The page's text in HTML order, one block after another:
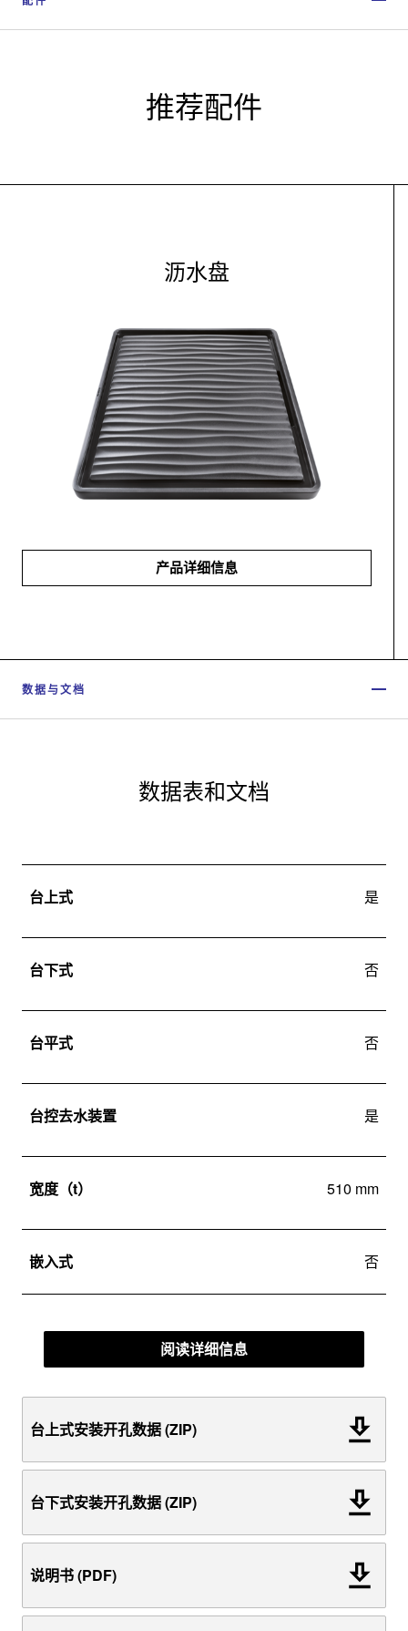
推荐配件
沥水盘
产品详细信息
数据与文档
数据表和文档
台上式 是
台下式 否
台平式 否
台控去水装置 是
宽度（t） 510 mm
嵌入式 否
阅读详细信息
台上式安装开孔数据 (ZIP)
台下式安装开孔数据 (ZIP)
说明书 (PDF)